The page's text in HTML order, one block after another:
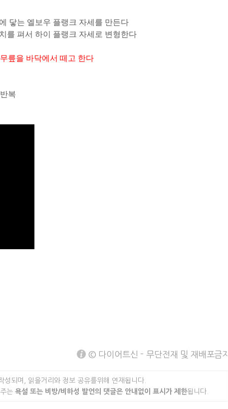
닿는 엘보우 플랭크 자세를 만든다
를 펴서 하이 플랭크 자세로 변형한다
릎을 바닥에서 떼고 한다
복
© 다이어트신 - 무단전재 및 재배포금지
되며, 읽을거리와 정보 공유를위해 연재됩니다.
는 욕설 또는 비방/비하성 발언의 댓글은 안내없이 표시가 제한됩니다.